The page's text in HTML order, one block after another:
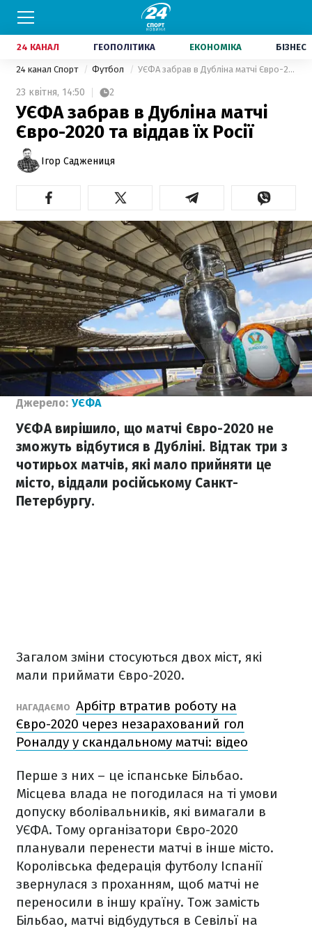
24 КАНАЛ ГЕОПОЛІТИКА ЕКОНОМІКА БІЗНЕС
24 канал Спорт Футбол УЄФА забрав в Дубліна матчі Євро-2020 та віддав їх Росії
23 квітня, 14:50 2
УЄФА забрав в Дубліна матчі
Євро-2020 та віддав їх Росії
Ігор Саджениця
Джерело: УЄФА
УЄФА вирішило, що матчі Євро-2020 не
зможуть відбутися в Дубліні. Відтак три з
чотирьох матчів, які мало прийняти це
місто, віддали російському Санкт-
Петербургу.
Загалом зміни стосуються двох міст, які
мали приймати Євро-2020.
НАГАДАЄМО Арбітр втратив роботу на
Євро-2020 через незарахований гол
Роналду у скандальному матчі: відео
Перше з них – це іспанське Більбао.
Місцева влада не погодилася на ті умови
допуску вболівальників, які вимагали в
УЄФА. Тому організатори Євро-2020
планували перенести матчі в інше місто.
Королівська федерація футболу Іспанії
звернулася з проханням, щоб матчі не
переносили в іншу країну. Тож замість
Більбао, матчі відбудуться в Севільї на